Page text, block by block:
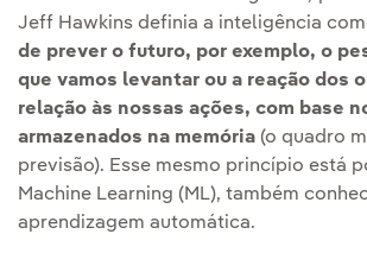
Jeff Hawkins definia a inteligência
de prever o futuro, por exemplo, o
que vamos levantar ou a reação dos
relação às nossas ações, com base
armazenados na memória (o quadro
previsão). Esse mesmo princípio está
Machine Learning (ML), também
aprendizagem automática.